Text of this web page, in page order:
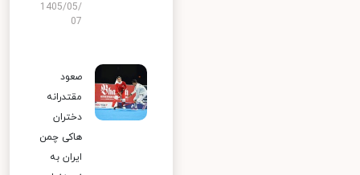
1405/05/
07
صعود
مقتدرانه
دختران
هاکی چمن
ایران به